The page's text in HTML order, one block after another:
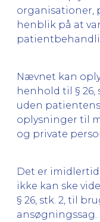
organisationer,
henblik på at
Nævnet kan
henhold til § 26,
uden
oplysninger til
og private
Det er
ikke kan ske
§ 26, stk. 2, til